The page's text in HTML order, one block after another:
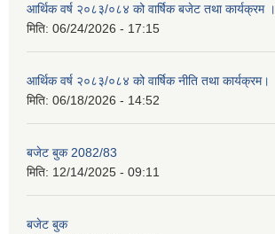
आर्थिक वर्ष २०८३/०८४ को वार्षिक बजेट तथा कार्यक्रम ।
मिति: 06/24/2026 - 17:15
आर्थिक वर्ष २०८३/०८४ को वार्षिक नीति तथा कार्यक्रम।
मिति: 06/18/2026 - 14:52
बजेट बुक 2082/83
मिति: 12/14/2025 - 09:11
बजेट बुक